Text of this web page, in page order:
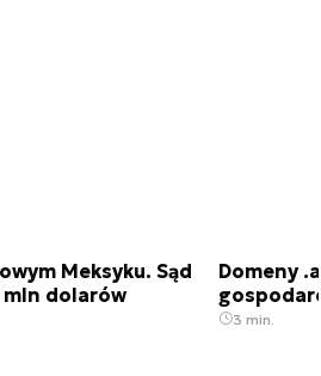
Meksyku. Sąd
mln dolarów
Domeny
3 min.